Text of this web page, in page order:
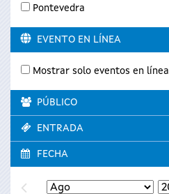
Pontevedra
EVENTO EN LÍNEA
Mostrar solo eventos en línea
PÚBLICO
ENTRADA
FECHA